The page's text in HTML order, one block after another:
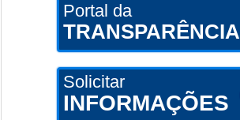
Portal da
TRANSPARÊNCIA
Solicitar
INFORMAÇÕES